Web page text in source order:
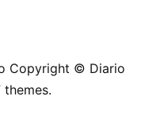
Copyright © Diario
themes.